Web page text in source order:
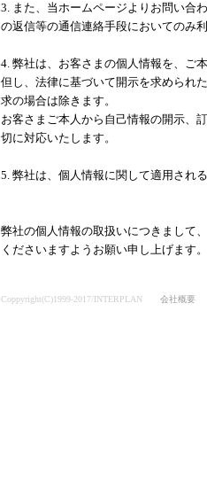
3. また、当ホームページよりお問い合
の返信等の通信連絡手段においてのみ
4. 弊社は、お客さまの個人情報を、ご
但し、法律に基づいて開示を求められ
求の場合は除きます。
お客さまご本人から自己情報の開示、
切に対応いたします。
5. 弊社は、個人情報に関して適用され
弊社の個人情報の取扱いにつきまして
くださいますようお願い申し上げます。